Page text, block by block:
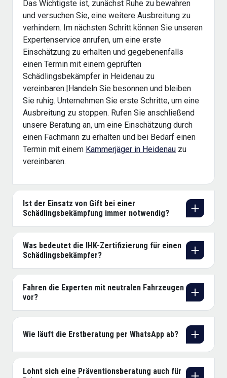
Das Wichtigste ist, zunächst Ruhe zu bewahren
und versuchen Sie, eine weitere Ausbreitung zu
verhindern. Im nächsten Schritt können Sie unseren
Expertenservice anrufen, um eine erste
Einschätzung zu erhalten und gegebenenfalls
einen Termin mit einem geprüften
Schädlingsbekämpfer in Heidenau zu
vereinbaren.|Handeln Sie besonnen und bleiben
Sie ruhig. Unternehmen Sie erste Schritte, um eine
Ausbreitung zu stoppen. Rufen Sie anschließend
unsere Beratung an, um eine Einschätzung durch
einen Fachmann zu erhalten und bei Bedarf einen
Termin mit einem Kammerjäger in Heidenau zu
vereinbaren.
Ist der Einsatz von Gift bei einer
Schädlingsbekämpfung immer notwendig?
Was bedeutet die IHK-Zertifizierung für einen
Schädlingsbekämpfer?
Fahren die Experten mit neutralen Fahrzeugen
vor?
Wie läuft die Erstberatung per WhatsApp ab?
Lohnt sich eine Präventionsberatung auch für